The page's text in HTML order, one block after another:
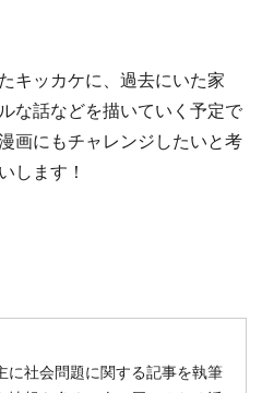
キッカケに、過去にいた家
な話などを描いていく予定で
画にもチャレンジしたいと考
します！
に社会問題に関する記事を執筆